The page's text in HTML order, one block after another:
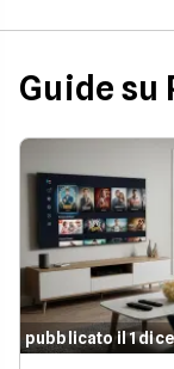
Guide su
pubblicato il 1